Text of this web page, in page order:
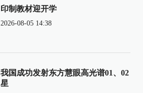
印制教材迎开学
2026-08-05 14:38
我国成功发射东方慧眼高光谱01、02
星